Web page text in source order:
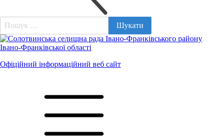
Пошук:
Офіційний інформаційний веб сайт